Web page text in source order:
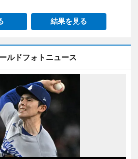
結果を見る
ルドフォトニュース